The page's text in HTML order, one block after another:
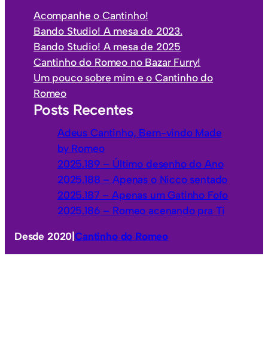
s
e
g
o
r
i
a
s
Acompanhe o Cantinho!
Bando Studio! A mesa de 2023.
Bando Studio! A mesa de 2025
Cantinho do Romeo no Bazar Furry!
Um pouco sobre mim e o Cantinho do
Romeo
Posts Recentes
Adeus Cantinho, Bem-vindo Made
by Romeo
2025.189 – Último desenho do Ano
2025.188 – Apenas o Nicco sentado
2025.187 – Apenas um Gatinho Fofo
2025.186 – Romeo acenando pra Ti
Desde 2020 |Cantinho do Romeo